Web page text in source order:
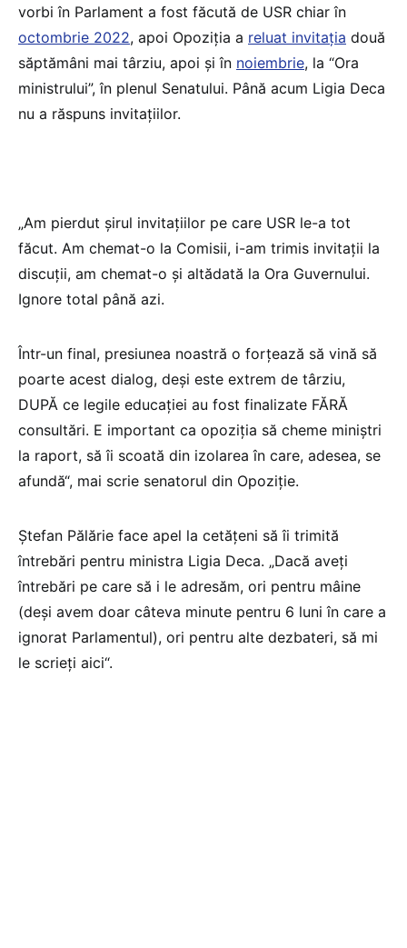
vorbi în Parlament a fost făcută de USR chiar în
octombrie 2022, apoi Opoziția a reluat invitația două
săptămâni mai târziu, apoi și în noiembrie, la “Ora
ministrului”, în plenul Senatului. Până acum Ligia Deca
nu a răspuns invitațiilor.
„Am pierdut șirul invitațiilor pe care USR le-a tot
făcut. Am chemat-o la Comisii, i-am trimis invitații la
discuții, am chemat-o și altădată la Ora Guvernului.
Ignore total până azi.
Într-un final, presiunea noastră o forțează să vină să
poarte acest dialog, deși este extrem de târziu,
DUPĂ ce legile educației au fost finalizate FĂRĂ
consultări. E important ca opoziția să cheme miniștri
la raport, să îi scoată din izolarea în care, adesea, se
afundă“, mai scrie senatorul din Opoziție.
Ștefan Pălărie face apel la cetățeni să îi trimită
întrebări pentru ministra Ligia Deca. „Dacă aveți
întrebări pe care să i le adresăm, ori pentru mâine
(deși avem doar câteva minute pentru 6 luni în care a
ignorat Parlamentul), ori pentru alte dezbateri, să mi
le scrieți aici“.